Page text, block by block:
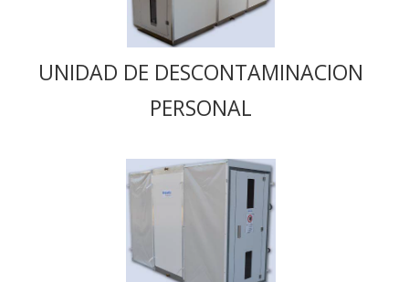
UNIDAD DE DESCONTAMINACION
PERSONAL